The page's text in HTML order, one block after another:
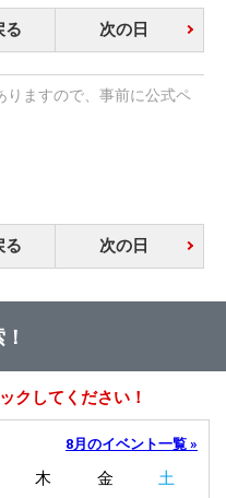
る 次の日
りますので、事前に公式ペ
る 次の日
クしてください！
8月のイベント一覧 »
木 金 土